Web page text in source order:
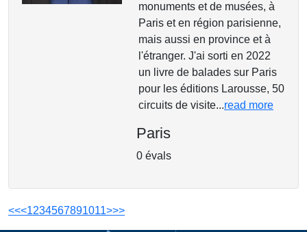
monuments et de musées, à
Paris et en région parisienne,
mais aussi en province et à
l'étranger. J'ai sorti en 2022
un livre de balades sur Paris
pour les éditions Larousse, 50
circuits de visite...read more
Paris
0 évals
<<<1234567891011>>>